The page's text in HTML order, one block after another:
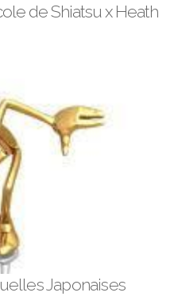
de Shiatsu x Heath
Japonaises